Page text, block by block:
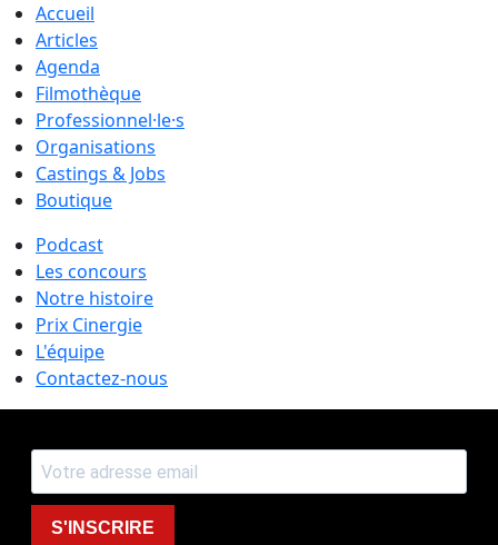
Accueil
Articles
Agenda
Filmothèque
Professionnel·le·s
Organisations
Castings & Jobs
Boutique
Podcast
Les concours
Notre histoire
Prix Cinergie
L'équipe
Contactez-nous
S'INSCRIRE